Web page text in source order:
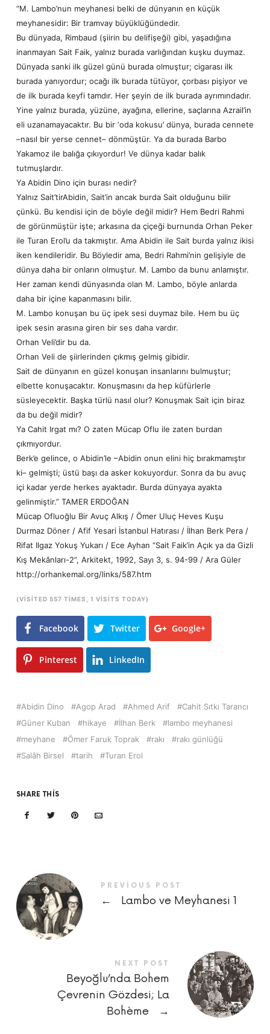
“M. Lambo’nun meyhanesi belki de dünyanın en küçük
meyhanesidir: Bir tramvay büyüklüğündedir.
Bu dünyada, Rimbaud (şiirin bu delifişeği) gibi, yaşadığına
inanmayan Sait Faik, yalnız burada varlığından kuşku duymaz.
Dünyada sanki ilk güzel günü burada olmuştur; cigarası ilk
burada yanıyordur; ocağı ilk burada tütüyor, çorbası pişiyor ve
de ilk burada keyfi tamdır. Her şeyin de ilk burada ayrımındadır.
Yine yalnız burada, yüzüne, ayağına, ellerine, saçlarına Azrail’in
eli uzanamayacaktır. Bu bir ‘oda kokusu’ dünya, burada cennete
–nasıl bir yerse cennet– dönmüştür. Ya da burada Barbo
Yakamoz ile balığa çıkıyordur! Ve dünya kadar balık
tutmuşlardır.
Ya Abidin Dino için burası nedir?
Yalnız Sait’tirAbidin, Sait’in ancak burda Sait olduğunu bilir
çünkü. Bu kendisi için de böyle değil midir? Hem Bedri Rahmi
de görünmüştür işte; arkasına da çiçeği burnunda Orhan Peker
ile Turan Erol’u da takmıştır. Ama Abidin ile Sait burda yalnız ikisi
iken kendileridir. Bu Böyledir ama, Bedri Rahmi’nin gelişiyle de
dünya daha bir onların olmuştur. M. Lambo da bunu anlamıştır.
Her zaman kendi dünyasında olan M. Lambo, böyle anlarda
daha bir içine kapanmasını bilir.
M. Lambo konuşan bu üç ipek sesi duymaz bile. Hem bu üç
ipek sesin arasına giren bir ses daha vardır.
Orhan Veli’dir bu da.
Orhan Veli de şiirlerinden çıkmış gelmiş gibidir.
Sait de dünyanın en güzel konuşan insanlarını bulmuştur;
elbette konuşacaktır. Konuşmasını da hep küfürlerle
süsleyecektir. Başka türlü nasıl olur? Konuşmak Sait için biraz
da bu değil midir?
Ya Cahit Irgat mı? O zaten Mücap Oflu ile zaten burdan
çıkmıyordur.
Berk’e gelince, o Abidin’le –Abidin onun elini hiç bırakmamıştır
ki– gelmişti; üstü başı da asker kokuyordur. Sonra da bu avuç
içi kadar yerde herkes ayaktadır. Burda dünyaya ayakta
gelinmiştir.” TAMER ERDOĞAN
Mücap Ofluoğlu Bir Avuç Alkış / Ömer Uluç Heves Kuşu
Durmaz Döner / Afif Yesari İstanbul Hatırası / İlhan Berk Pera /
Rifat Ilgaz Yokuş Yukarı / Ece Ayhan “Sait Faik’in Açık ya da Gizli
Kış Mekânları-2”, Arkitekt, 1992, Sayı 3, s. 94-99 / Ara Güler
http://orhankemal.org/links/587.htm
(VISITED 557 TIMES, 1 VISITS TODAY)
Facebook Twitter Google+
Pinterest LinkedIn
Abidin Dino Agop Arad Ahmed Arif
Cahit Sıtkı Tarancı
Güner Kuban
hikaye İlhan Berk
lambo meyhanesi
meyhane
Ömer Faruk Toprak rakı
rakı günlüğü
Salâh Birsel
tarih Turan Erol
SHARE THIS
PREVIOUS POST
← Lambo ve Meyhanesi 1
NEXT POST
Beyoğlu’nda Bohem
Çevrenin Gözdesi; La
Bohème
→